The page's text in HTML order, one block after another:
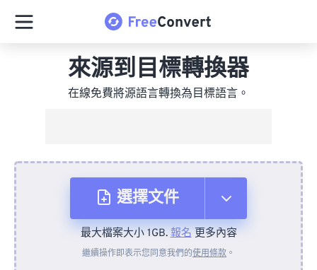
來源到目標轉換器
在線免費將源語言轉換為目標語言。
選擇文件
來自裝置
最大檔案大小 1GB.報名更多內容
繼續操作即表示您同意我們的使用條款 。